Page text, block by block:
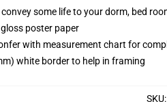
some life to your dorm, bed
poster paper
with measurement chart for
white border to help in framing
SKU: